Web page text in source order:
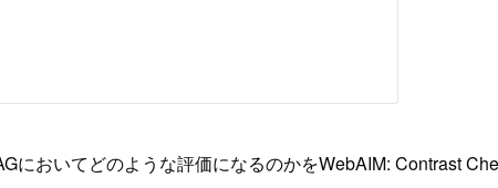
においてどのような評価になるのかをWebAIM: Contrast